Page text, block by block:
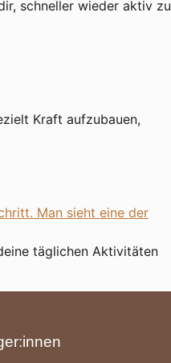
schneller wieder aktiv zu
Kraft aufzubauen,
täglichen Aktivitäten